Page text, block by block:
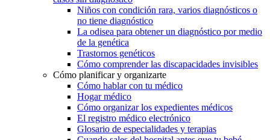
Niños con condición rara, varios diagnósticos o
no tiene diagnóstico
La odisea para obtener un diagnóstico por medio
de la genética
Trastornos genéticos
Cómo comprender las discapacidades invisibles
Cómo planificar y organizarte
Cómo hablar con tu médico
Hogar médico
Cómo organizar los expedientes médicos
El registro médico electrónico
Glosario de especialidades y terapias